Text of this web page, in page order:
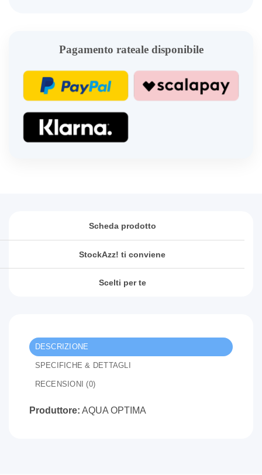
Pagamento rateale disponibile
Scheda prodotto
StockAzz! ti conviene
Scelti per te
DESCRIZIONE
SPECIFICHE & DETTAGLI
RECENSIONI (0)
Produttore: AQUA OPTIMA